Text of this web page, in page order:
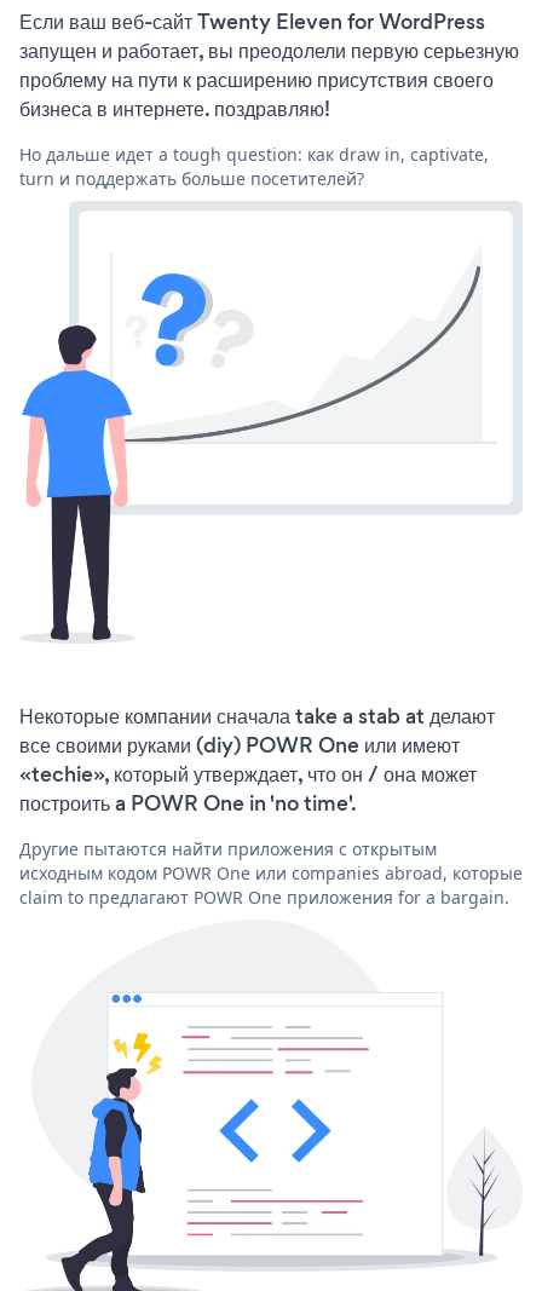
Если ваш веб-сайт Twenty Eleven for WordPress
запущен и работает, вы преодолели первую серьезную
проблему на пути к расширению присутствия своего
бизнеса в интернете. поздравляю!
Но дальше идет a tough question: как draw in, captivate,
turn и поддержать больше посетителей?
Некоторые компании сначала take a stab at делают
все своими руками (diy) POWR One или имеют
«techie», который утверждает, что он / она может
построить a POWR One in 'no time'.
Другие пытаются найти приложения с открытым
исходным кодом POWR One или companies abroad, которые
claim to предлагают POWR One приложения for a bargain.